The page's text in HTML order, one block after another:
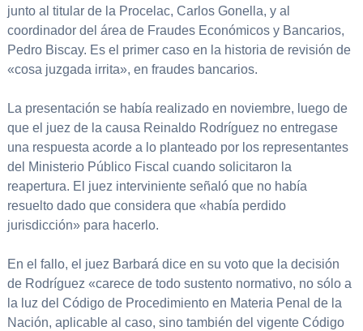
junto al titular de la Procelac, Carlos Gonella, y al
coordinador del área de Fraudes Económicos y Bancarios,
Pedro Biscay. Es el primer caso en la historia de revisión de
«cosa juzgada irrita», en fraudes bancarios.
La presentación se había realizado en noviembre, luego de
que el juez de la causa Reinaldo Rodríguez no entregase
una respuesta acorde a lo planteado por los representantes
del Ministerio Público Fiscal cuando solicitaron la
reapertura. El juez interviniente señaló que no había
resuelto dado que considera que «había perdido
jurisdicción» para hacerlo.
En el fallo, el juez Barbará dice en su voto que la decisión
de Rodríguez «carece de todo sustento normativo, no sólo a
la luz del Código de Procedimiento en Materia Penal de la
Nación, aplicable al caso, sino también del vigente Código